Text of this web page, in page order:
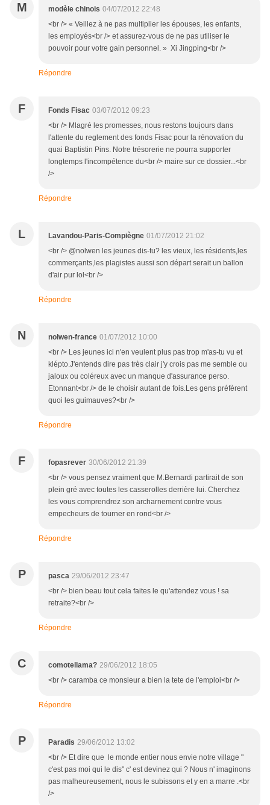
M modèle chinois 04/07/2012 22:48
<br /> « Veillez à ne pas multiplier les épouses, les enfants,
les employés<br /> et assurez-vous de ne pas utiliser le
pouvoir pour votre gain personnel. » Xi Jingping<br />
Répondre
F Fonds Fisac 03/07/2012 09:23
<br /> Mlagré les promesses, nous restons toujours dans
l'attente du reglement des fonds Fisac pour la rénovation du
quai Baptistin Pins. Notre trésorerie ne pourra supporter
longtemps l'incompétence du<br /> maire sur ce dossier...<br
/>
Répondre
L Lavandou-Paris-Compiègne 01/07/2012 21:02
<br /> @nolwen les jeunes dis-tu? les vieux, les résidents,les
commerçants,les plagistes aussi son départ serait un ballon
d'air pur lol<br />
Répondre
N nolwen-france 01/07/2012 10:00
<br /> Les jeunes ici n'en veulent plus pas trop m'as-tu vu et
klépto.J'entends dire pas très clair j'y crois pas me semble ou
jaloux ou coléreux avec un manque d'assurance perso.
Etonnant<br /> de le choisir autant de fois.Les gens préfèrent
quoi les guimauves?<br />
Répondre
F fopasrever 30/06/2012 21:39
<br /> vous pensez vraiment que M.Bernardi partirait de son
plein gré avec toutes les casserolles derrière lui. Cherchez
les vous comprendrez son archarnement contre vous
empecheurs de tourner en rond<br />
Répondre
P pasca 29/06/2012 23:47
<br /> bien beau tout cela faites le qu'attendez vous ! sa
retraite?<br />
Répondre
C comotellama? 29/06/2012 18:05
<br /> caramba ce monsieur a bien la tete de l'emploi<br />
Répondre
P Paradis 29/06/2012 13:02
<br /> Et dire que le monde entier nous envie notre village "
c'est pas moi qui le dis" c' est devinez qui ? Nous n' imaginons
pas malheureusement, nous le subissons et y en a marre .<br
/>